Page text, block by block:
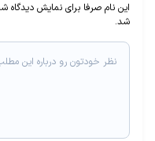
این نام صرفا برای نمایش
شد.